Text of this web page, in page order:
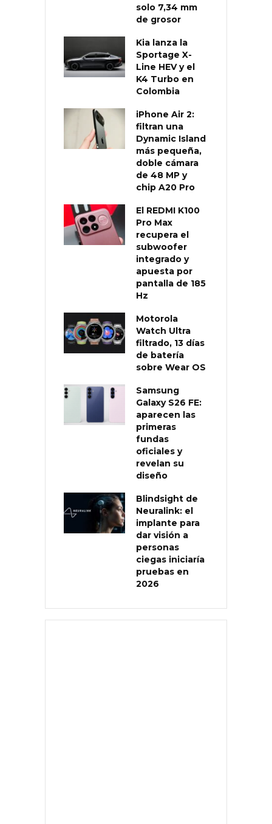
solo 7,34 mm
de grosor
Kia lanza la
Sportage X-
Line HEV y el
K4 Turbo en
Colombia
iPhone Air 2:
filtran una
Dynamic Island
más pequeña,
doble cámara
de 48 MP y
chip A20 Pro
El REDMI K100
Pro Max
recupera el
subwoofer
integrado y
apuesta por
pantalla de 185
Hz
Motorola
Watch Ultra
filtrado, 13 días
de batería
sobre Wear OS
Samsung
Galaxy S26 FE:
aparecen las
primeras
fundas
oficiales y
revelan su
diseño
Blindsight de
Neuralink: el
implante para
dar visión a
personas
ciegas iniciaría
pruebas en
2026